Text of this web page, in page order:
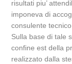
risultati piu’
imponeva di
consulente tecnico
Sulla base di tale
confine est della
realizzato dalla